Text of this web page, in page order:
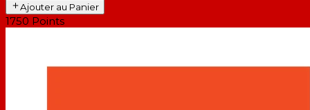
Ajouter au Panier
1750 Points